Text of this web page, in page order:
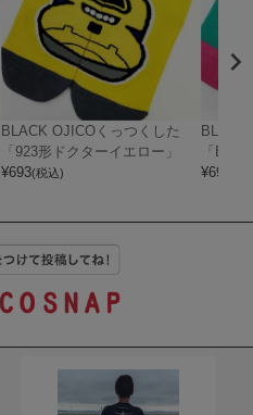
BLACK OJICOくっつくした
「923形ドクターイエロー」
¥693(税込)
BLACK
「E5
¥693